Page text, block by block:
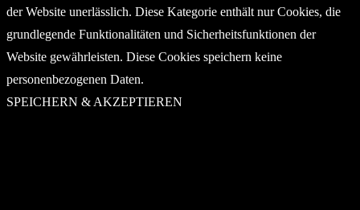
der Website unerlässlich. Diese Kategorie enthält nur Cookies, die
grundlegende Funktionalitäten und Sicherheitsfunktionen der
Website gewährleisten. Diese Cookies speichern keine
personenbezogenen Daten.
SPEICHERN & AKZEPTIEREN